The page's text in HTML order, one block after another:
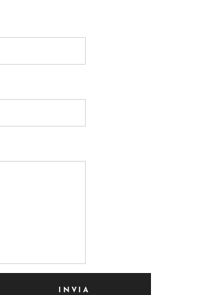
INVIA